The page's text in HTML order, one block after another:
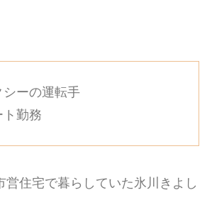
シーの運転手
ト勤務
営住宅で暮らしていた氷川きよし